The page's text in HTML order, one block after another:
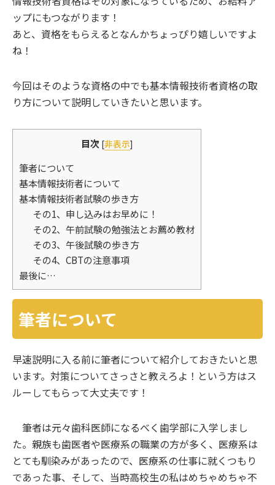
ップにもつながります！
あと、資格をもらえるとなんかちょっぴり嬉しいですよ
ね！
今回はそのような資格の中でも基本情報技術者資格の取
り方について説明していきたいと思います。
目次 [非表示]
筆者について
基本情報技術者について
基本情報技術者試験の歩き方
その1、申し込みはお早めに！
その2、午前試験の勉強法とお薦め教材
その3、午後試験の歩き方
その4、CBTの注意事項
最後に…
筆者について
早速説明に入る前に筆者について紹介しておきたいと思
います。対策についてさっさと教えろよ！という方はス
ルーしてもらって大丈夫です！
筆者は元々歯科医師になるべく歯学部に入学しまし
た。親族も歯医者や医療系の職業の方が多く、医療系は
とても馴染みがあったので、医療系の仕事に就くつもり
であった事、そして、当時高校生の私はめちゃめちゃ不